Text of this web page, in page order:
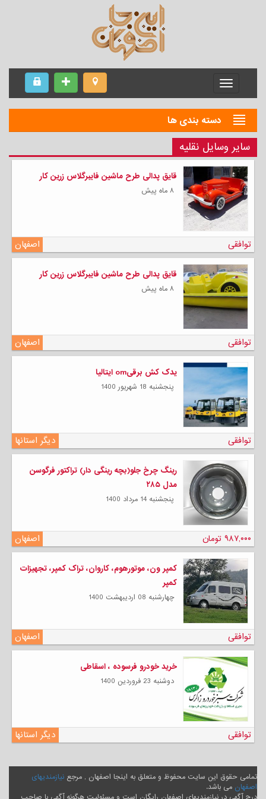
Menu
دسته بندی ها
سایر وسایل نقلیه
قایق پدالی طرح ماشین فایبرگلاس زرین کار
۸ ماه پیش
اصفهان توافقی
قایق پدالی طرح ماشین فایبرگلاس زرین کار
۸ ماه پیش
اصفهان توافقی
یدک کش برقیom ایتالیا
پنجشنبه 18 شهریور 1400
دیگر استانها توافقی
رینگ چرخ جلو(بچه رینگی دار) تراکتور فرگوسن
مدل ۲۸۵
پنجشنبه 14 مرداد 1400
اصفهان ۹۸۷,۰۰۰ تومان
کمپر ون، موتورهوم، کاروان، تراک کمپر، تجهیزات
کمپر
چهارشنبه 08 ارديبهشت 1400
اصفهان توافقی
خرید خودرو فرسوده ، اسقاطی
دوشنبه 23 فروردين 1400
دیگر استانها توافقی
تمامی حقوق این سایت محفوظ و متعلق به اینجا اصفهان , مرجع نیازمندیهای
اصفهان می باشد.